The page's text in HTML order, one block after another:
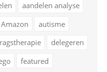
aandelen analyse
Amazon
autisme
delegeren
featured